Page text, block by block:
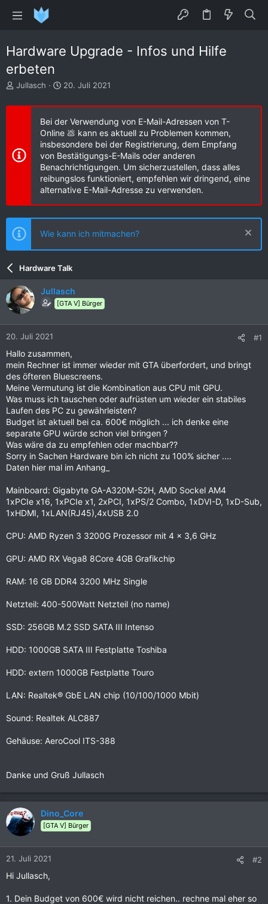
Hardware Upgrade - Infos und Hilfe
erbeten
E
s
l
e
Jullasch
E
s
e
l
l
t
a
m
20. Juli 2021
Bei der Verwendung von E-Mail-Adressen von T-
Online 💩 kann es aktuell zu Problemen kommen,
insbesondere bei der Registrierung, dem Empfang
von Bestätigungs-E-Mails oder anderen
Benachrichtigungen. Um sicherzustellen, dass alles
reibungslos funktioniert, empfehlen wir dringend, eine
alternative E-Mail-Adresse zu verwenden.
Wie kann ich mitmachen?
Hardware Talk
Jullasch
[GTA V] Bürger
20. Juli 2021 #1
Hallo zusammen,
mein Rechner ist immer wieder mit GTA überfordert, und bringt
des öfteren Bluescreens.
Meine Vermutung ist die Kombination aus CPU mit GPU.
Was muss ich tauschen oder aufrüsten um wieder ein stabiles
Laufen des PC zu gewährleisten?
Budget ist aktuell bei ca. 600€ möglich ... ich denke eine
separate GPU würde schon viel bringen ?
Was wäre da zu empfehlen oder machbar??
Sorry in Sachen Hardware bin ich nicht zu 100% sicher ....
Daten hier mal im Anhang_
Mainboard: Gigabyte GA-A320M-S2H, AMD Sockel AM4
1xPCIe x16, 1xPCIe x1, 2xPCI, 1xPS/2 Combo, 1xDVI-D, 1xD-Sub,
1xHDMI, 1xLAN(RJ45),4xUSB 2.0
CPU: AMD Ryzen 3 3200G Prozessor mit 4 x 3,6 GHz
GPU: AMD RX Vega8 8Core 4GB Grafikchip
RAM: 16 GB DDR4 3200 MHz Single
Netzteil: 400-500Watt Netzteil (no name)
SSD: 256GB M.2 SSD SATA III Intenso
HDD: 1000GB SATA III Festplatte Toshiba
HDD: extern 1000GB Festplatte Touro
LAN: Realtek® GbE LAN chip (10/100/1000 Mbit)
Sound: Realtek ALC887
Gehäuse: AeroCool ITS-388
Danke und Gruß Jullasch
Dino_Core
[GTA V] Bürger
21. Juli 2021 #2
Hi Jullasch,
1. Dein Budget von 600€ wird nicht reichen.. rechne mal eher so